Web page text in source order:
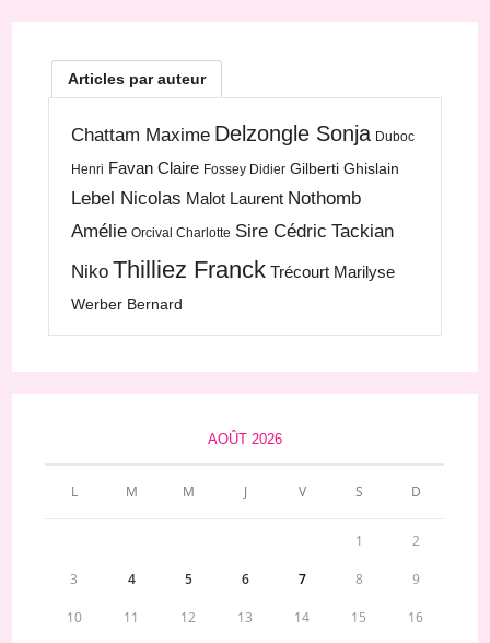
Articles par auteur
Chattam Maxime Delzongle Sonja Duboc
Henri Favan Claire Fossey Didier Gilberti Ghislain
Lebel Nicolas Malot Laurent Nothomb
Amélie Orcival Charlotte Sire Cédric Tackian
Niko Thilliez Franck Trécourt Marilyse
Werber Bernard
AOÛT 2026
L M M J V S D
1 2
3 4 5 6 7 8 9
10 11 12 13 14 15 16